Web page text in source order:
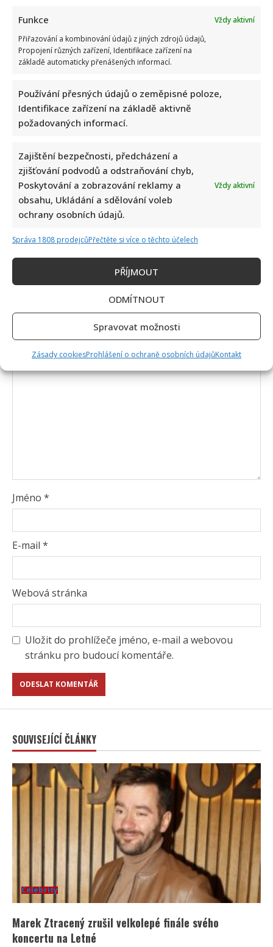
Funkce
Vždy aktivní
Přiřazování a kombinování údajů z jiných zdrojů údajů,
Propojení různých zařízení, Identifikace zařízení na
základě automaticky přenášených informací.
Používání přesných údajů o zeměpisné poloze,
Identifikace zařízení na základě aktivně
požadovaných informací.
Zajištění bezpečnosti, předcházení a
zjišťování podvodů a odstraňování chyb,
Poskytování a zobrazování reklamy a
obsahu, Ukládání a sdělování voleb
ochrany osobních údajů.
Vždy aktivní
Správa 1808 prodejcůPřečtěte si více o těchto účelech
PŘÍJMOUT
ODMÍTNOUT
Spravovat možnosti
Zásady cookiesProhlášení o ochraně osobních údajůKontakt
Vyžadované informace jsou označeny
Jméno *
E-mail *
Webová stránka
Uložit do prohlížeče jméno, e-mail a webovou
stránku pro budoucí komentáře.
SOUVISEJÍCÍ ČLÁNKY
Celebrity
Marek Ztracený zrušil velkolepé finále svého
koncertu na Letné